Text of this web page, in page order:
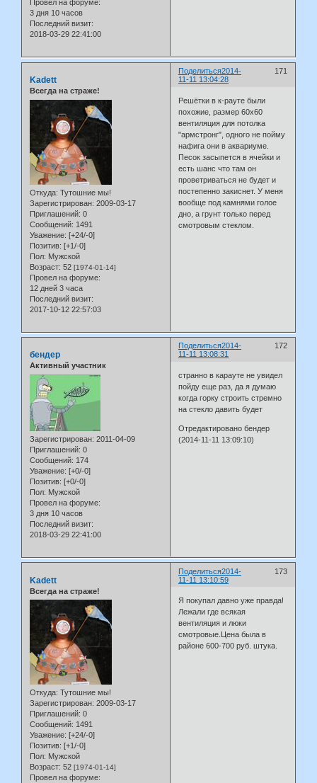
Провел на форуме:
3 дня 10 часов
Последний визит:
2018-03-29 22:41:00
Поделиться 171
2014-
11-11 13:04:28
Kadett
Всегда на страже!
Откуда: Тутошние мы!
Зарегистрирован: 2009-03-17
Приглашений: 0
Сообщений: 1491
Уважение: [+24/-0]
Позитив: [+1/-0]
Пол: Мужской
Возраст: 52 [1974-01-14]
Провел на форуме:
12 дней 3 часа
Последний визит:
2017-10-12 22:57:03
Решётки в к-рауте были
похожие, размер 60х60
вентиляция для потолка
"армстронг", одного не пойму
нафига они в аквариуме.
Песок засыпется в ячейки и
есть шанс что там он
проветриваться не будет и
постепенно закиснет. У меня
вообще под камнями голое
дно, а грунт только перед
смотровым стеклом.
Поделиться 172
2014-
11-11 13:08:31
бендер
Активный участник
Зарегистрирован: 2011-04-09
Приглашений: 0
Сообщений: 174
Уважение: [+0/-0]
Позитив: [+0/-0]
Пол: Мужской
Провел на форуме:
3 дня 10 часов
Последний визит:
2018-03-29 22:41:00
странно в карауте не увидел
пойду еще раз, да я думаю
когда горку строить стремно
на стекло давить будет
Отредактировано бендер
(2014-11-11 13:09:10)
Поделиться 173
2014-
11-11 13:10:59
Kadett
Всегда на страже!
Откуда: Тутошние мы!
Зарегистрирован: 2009-03-17
Приглашений: 0
Сообщений: 1491
Уважение: [+24/-0]
Позитив: [+1/-0]
Пол: Мужской
Возраст: 52 [1974-01-14]
Провел на форуме:
Я покупал давно уже правда!
Лежали где всякая
вентиляция и люки
смотровые.Цена была в
районе 600-700 руб. штука.